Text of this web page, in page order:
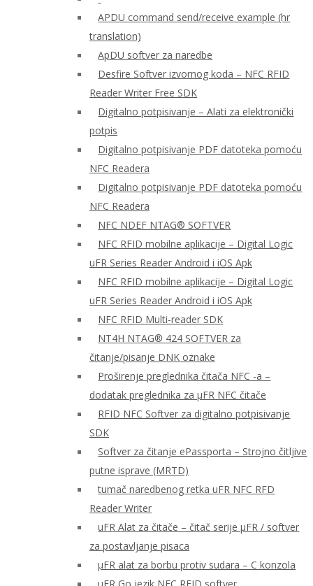
APDU command send/receive example (hr
translation)
ApDU softver za naredbe
Desfire Softver izvornog koda – NFC RFID
Reader Writer Free SDK
Digitalno potpisivanje – Alati za elektronički
potpis
Digitalno potpisivanje PDF datoteka pomoću
NFC Readera
Digitalno potpisivanje PDF datoteka pomoću
NFC Readera
NFC NDEF NTAG® SOFTVER
NFC RFID mobilne aplikacije – Digital Logic
uFR Series Reader Android i iOS Apk
NFC RFID mobilne aplikacije – Digital Logic
uFR Series Reader Android i iOS Apk
NFC RFID Multi-reader SDK
NT4H NTAG® 424 SOFTVER za
čitanje/pisanje DNK oznake
Proširenje preglednika čitača NFC -a –
dodatak preglednika za μFR NFC čitače
RFID NFC Softver za digitalno potpisivanje
SDK
Softver za čitanje ePassporta – Strojno čitljive
putne isprave (MRTD)
tumač naredbenog retka uFR NFC RFD
Reader Writer
uFR Alat za čitače – čitač serije μFR / softver
za postavljanje pisaca
μFR alat za borbu protiv sudara – C konzola